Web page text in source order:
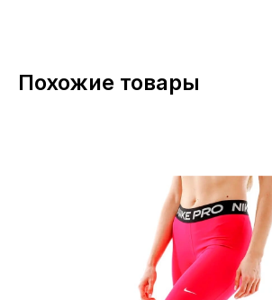
Похожие товары